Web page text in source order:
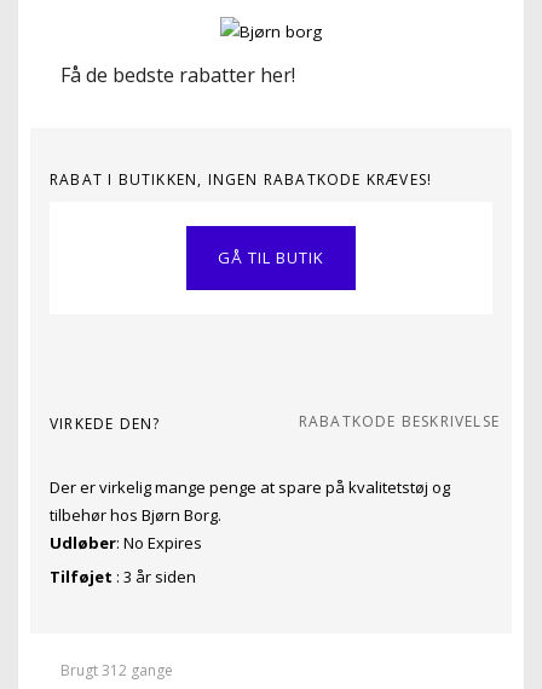
Få de bedste rabatter her!
RABAT I BUTIKKEN, INGEN RABATKODE KRÆVES!
GÅ TIL BUTIK
VIRKEDE DEN? RABATKODE BESKRIVELSE
Der er virkelig mange penge at spare på kvalitetstøj og
tilbehør hos Bjørn Borg.
Udløber: No Expires
Tilføjet : 3 år siden
Brugt 312 gange